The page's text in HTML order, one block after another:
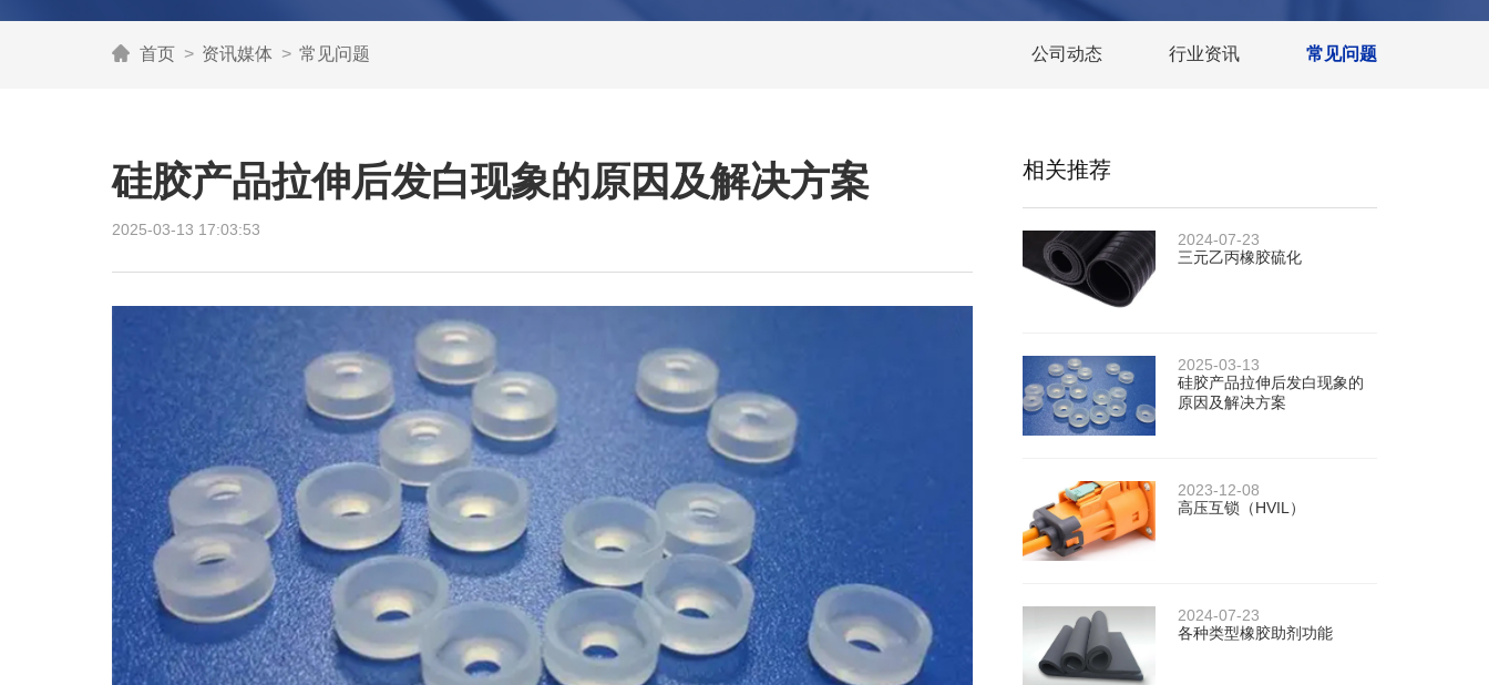
首页 资讯媒体 常见问题 公司动态 行业资讯 常见问题
硅胶产品拉伸后发白现象的原因及解决方案
2025-03-13 17:03:53
相关推荐
2024-07-23
三元乙丙橡胶硫化
2025-03-13
硅胶产品拉伸后发白现象的
原因及解决方案
2023-12-08
高压互锁（HVIL）
2024-07-23
各种类型橡胶助剂功能